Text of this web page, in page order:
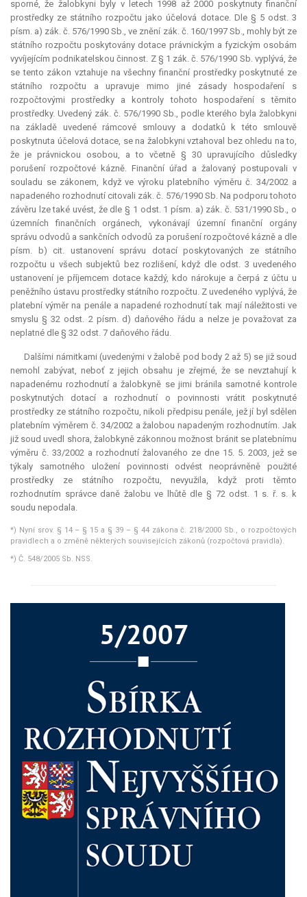
sporné, že žalobkyni byly v letech 1998 až 2000 poskytnuty finanční
prostředky ze státního rozpočtu jako účelová dotace. Dle § 5 odst. 3
písm. a) zák. č. 576/1990 Sb., ve znění zák. č. 160/1997 Sb., mohly být ze
státního rozpočtu poskytovány dotace právnickým a fyzickým osobám
vyvíjejícím podnikatelskou činnost. Z § 1 zák. č. 576/1990 Sb. vyplývá, že
se tento zákon vztahuje na všechny finanční prostředky poskytnuté ze
státního rozpočtu a upravuje mimo jiné zásady hospodaření s
rozpočtovými prostředky a kontroly tohoto hospodaření s těmito
prostředky. Uvedený zák. č. 576/1990 Sb., podle kterého byla žalobkyni
na základě uvedené rámcové smlouvy a dodatků k této smlouvě
poskytnuta účelová dotace, se na žalobkyni vztahoval bez ohledu na to,
že je právnickou osobou, a to včetně § 30 upravujícího důsledky
porušení rozpočtové kázně. Finanční úřad a žalovaný postupovali v
souladu se zákonem, když ve výroku platebního výměru č. 34/2002 a
napadeného rozhodnutí citovali zák. č. 576/1990 Sb. Na podporu tohoto
závěru lze také uvést, že dle § 1 odst. 1 písm. a) zák. č. 531/1990 Sb., o
územních finančních orgánech, vykonávají územní finanční orgány
správu odvodů a sankčních odvodů za porušení rozpočtové kázně a dle
písm. b) cit. ustanovení správu dotací poskytovaných ze státního
rozpočtu u všech subjektů bez rozlišení, když dle odst. 3 uvedeného
ustanovení je příjemcem dotace každý, kdo nárokuje a čerpá z účtu u
peněžního ústavu prostředky státního rozpočtu. Z uvedeného vyplývá, že
platební výměr na penále a napadené rozhodnutí tak mají náležitosti ve
smyslu § 32 odst. 2 písm. d) daňového řádu a nelze je považovat za
neplatné dle § 32 odst. 7 daňového řádu.
Dalšími námitkami (uvedenými v žalobě pod body 2 až 5) se již soud
nemohl zabývat, neboť z jejich obsahu je zřejmé, že se nevztahují k
napadenému rozhodnutí a žalobkyně se jimi bránila samotné kontrole
poskytnutých dotací a rozhodnutí o povinnosti vrátit poskytnuté
prostředky ze státního rozpočtu, nikoli předpisu penále, jež jí byl sdělen
platebním výměrem č. 34/2002 a žalobou napadeným rozhodnutím. Jak
již soud uvedl shora, žalobkyně zákonnou možnost bránit se platebnímu
výměru č. 33/2002 a rozhodnutí žalovaného ze dne 15. 5. 2003, jež se
týkaly samotného uložení povinnosti odvést neoprávněně použité
prostředky ze státního rozpočtu, nevyužila, když proti těmto
rozhodnutím správce daně žalobu ve lhůtě dle § 72 odst. 1 s. ř. s. k
soudu nepodala.
*) Nyní srov. § 14 – § 15 a § 39 – § 44 zákona č. 218/2000 Sb., o rozpočtových
pravidlech a o změně některých souvisejících zákonů (rozpočtová pravidla).
*) Č. 548/2005 Sb. NSS.